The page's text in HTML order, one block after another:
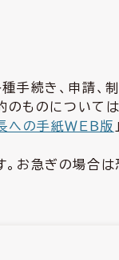
手続き、申請、
ものについて
への手紙ＷＥＢ版
お急ぎの場合